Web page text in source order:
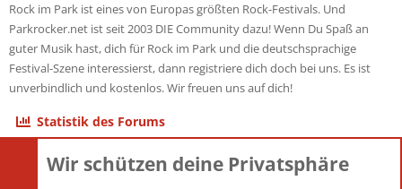
Rock im Park ist eines von Europas größten Rock-Festivals. Und
Parkrocker.net ist seit 2003 DIE Community dazu! Wenn Du Spaß an
guter Musik hast, dich für Rock im Park und die deutschsprachige
Festival-Szene interessierst, dann registriere dich doch bei uns. Es ist
unverbindlich und kostenlos. Wir freuen uns auf dich!
Statistik des Forums
ThemenWir schützen deine Privatsphäre